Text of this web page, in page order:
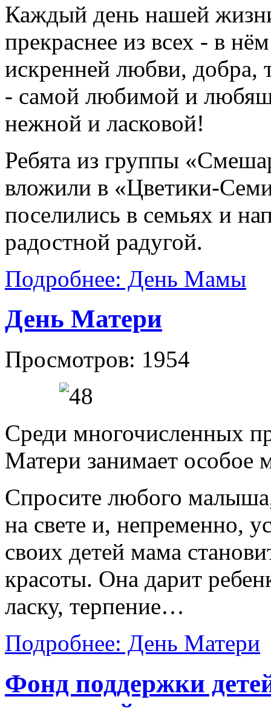
Каждый день нашей
прекраснее из всех - в
искренней любви,
- самой любимой и
нежной и ласковой!
Ребята из группы
вложили в «Цветики-
поселились в семьях и
радостной радугой.
Подробнее: День Мамы
День Матери
Просмотров: 1954
Среди многочисленных
Матери занимает особое
Спросите любого
на свете и, непременно,
своих детей мама
красоты. Она дарит
ласку, терпение…
Подробнее: День Матери
Фонд поддержки